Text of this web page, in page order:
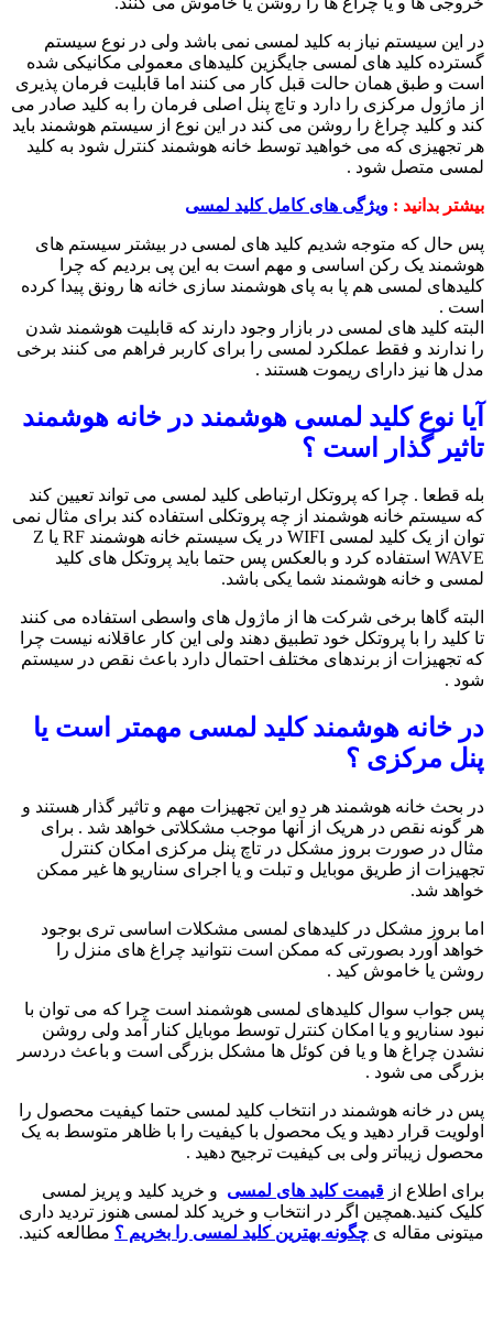
در این سیستم نیاز به کلید لمسی نمی باشد ولی در نوع سیستم
گسترده کلید های لمسی جایگزین کلیدهای معمولی مکانیکی شده
است و طبق همان حالت قبل کار می کنند اما قابلیت فرمان پذیری
از ماژول مرکزی را دارد و تاچ پنل اصلی فرمان را به کلید صادر می
کند و کلید چراغ را روشن می کند در این نوع از سیستم هوشمند باید
هر تجهیزی که می خواهید توسط خانه هوشمند کنترل شود به کلید
لمسی متصل شود .
بیشتر بدانید : ویژگی های کامل کلید لمسی
پس حال که متوجه شدیم کلید های لمسی در بیشتر سیستم های
هوشمند یک رکن اساسی و مهم است به این پی بردیم که چرا
کلیدهای لمسی هم پا به پای هوشمند سازی خانه ها رونق پیدا کرده
است .
البته کلید های لمسی در بازار وجود دارند که قابلیت هوشمند شدن
را ندارند و فقط عملکرد لمسی را برای کاربر فراهم می کنند برخی
مدل ها نیز دارای ریموت هستند .
آیا نوع کلید لمسی هوشمند در خانه هوشمند
تاثیر گذار است ؟
بله قطعا . چرا که پروتکل ارتباطی کلید لمسی می تواند تعیین کند
که سیستم خانه هوشمند از چه پروتکلی استفاده کند برای مثال نمی
توان از یک کلید لمسی WIFI در یک سیستم خانه هوشمند RF یا Z
WAVE استفاده کرد و بالعکس پس حتما باید پروتکل های کلید
لمسی و خانه هوشمند شما یکی باشد.
البته گاها برخی شرکت ها از ماژول های واسطی استفاده می کنند
تا کلید را با پروتکل خود تطبیق دهند ولی این کار عاقلانه نیست چرا
که تجهیزات از برندهای مختلف احتمال دارد باعث نقص در سیستم
شود .
در خانه هوشمند کلید لمسی مهمتر است یا
پنل مرکزی ؟
در بحث خانه هوشمند هر دو این تجهیزات مهم و تاثیر گذار هستند و
هر گونه نقص در هریک از آنها موجب مشکلاتی خواهد شد . برای
مثال در صورت بروز مشکل در تاچ پنل مرکزی امکان کنترل
تجهیزات از طریق موبایل و تبلت و یا اجرای سناریو ها غیر ممکن
خواهد شد.
اما بروز مشکل در کلیدهای لمسی مشکلات اساسی تری بوجود
خواهد آورد بصورتی که ممکن است نتوانید چراغ های منزل را
روشن یا خاموش کید .
پس جواب سوال کلیدهای لمسی هوشمند است چرا که می توان با
نبود سناریو و یا امکان کنترل توسط موبایل کنار آمد ولی روشن
نشدن چراغ ها و یا فن کوئل ها مشکل بزرگی است و باعث دردسر
بزرگی می شود .
پس در خانه هوشمند در انتخاب کلید لمسی حتما کیفیت محصول را
اولویت قرار دهید و یک محصول با کیفیت را با ظاهر متوسط به یک
محصول زیباتر ولی بی کیفیت ترجیح دهید .
برای اطلاع از قیمت کلید های لمسی و خرید کلید و پریز لمسی
کلیک کنید.همچین اگر در انتخاب و خرید کلد لمسی هنوز تردید داری
میتونی مقاله ی چگونه بهترین کلید لمسی را بخریم ؟ مطالعه کنید.